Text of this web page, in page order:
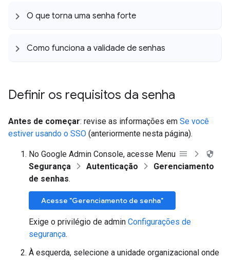
O que torna uma senha forte
Como funciona a validade de senhas
Definir os requisitos da senha
Antes de começar: revise as informações em Se você
estiver usando o SSO (anteriormente nesta página).
No Google Admin Console, acesse Menu
Segurança
Autenticação
Gerenciamento
de senhas.
Acesse "Gerenciamento de senha"
Exige o privilégio de admin Configurações de
segurança.
À esquerda, selecione a unidade organizacional onde